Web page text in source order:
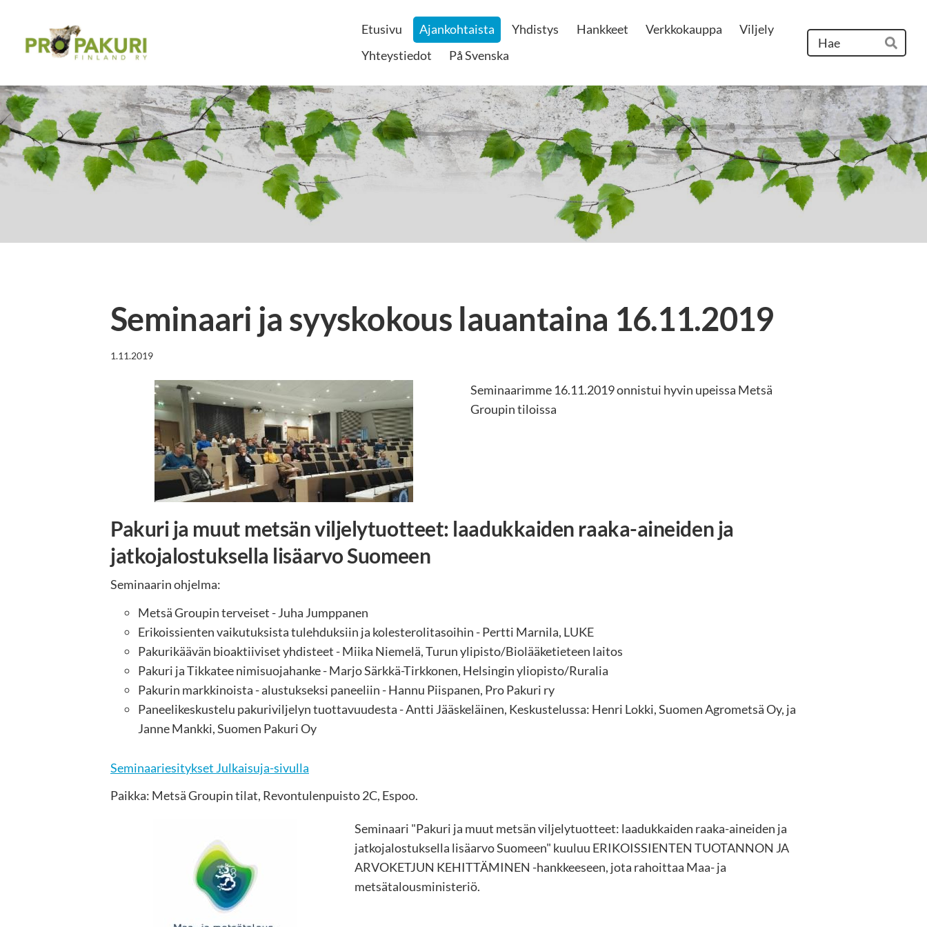
sivun
sisältöön
Pro Pakuri Finland ry
Etusivu Ajankohtaista Yhdistys Hankkeet Verkkokauppa
Viljely
Yhteystiedot
På Svenska Hae
Seminaari ja syyskokous lauantaina 16.11.2019
1.11.2019
Seminaarimme 16.11.2019 onnistui hyvin upeissa Metsä
Groupin tiloissa
Pakuri ja muut metsän viljelytuotteet: laadukkaiden raaka-aineiden ja
jatkojalostuksella lisäarvo Suomeen
Seminaarin ohjelma:
Metsä Groupin terveiset - Juha Jumppanen
Erikoissienten vaikutuksista tulehduksiin ja kolesterolitasoihin - Pertti Marnila, LUKE
Pakurikäävän bioaktiiviset yhdisteet - Miika Niemelä, Turun ylipisto/Biolääketieteen laitos
Pakuri ja Tikkatee nimisuojahanke - Marjo Särkkä-Tirkkonen, Helsingin yliopisto/Ruralia
Pakurin markkinoista - alustukseksi paneeliin - Hannu Piispanen, Pro Pakuri ry
Paneelikeskustelu pakuriviljelyn tuottavuudesta - Antti Jääskeläinen, Keskustelussa: Henri Lokki, Suomen Agrometsä Oy, ja
Janne Mankki, Suomen Pakuri Oy
Seminaariesitykset Julkaisuja-sivulla
Paikka: Metsä Groupin tilat, Revontulenpuisto 2C, Espoo.
Seminaari "Pakuri ja muut metsän viljelytuotteet: laadukkaiden raaka-aineiden ja
jatkojalostuksella lisäarvo Suomeen" kuuluu ERIKOISSIENTEN TUOTANNON JA
ARVOKETJUN KEHITTÄMINEN -hankkeeseen, jota rahoittaa Maa- ja
metsätalousministeriö.